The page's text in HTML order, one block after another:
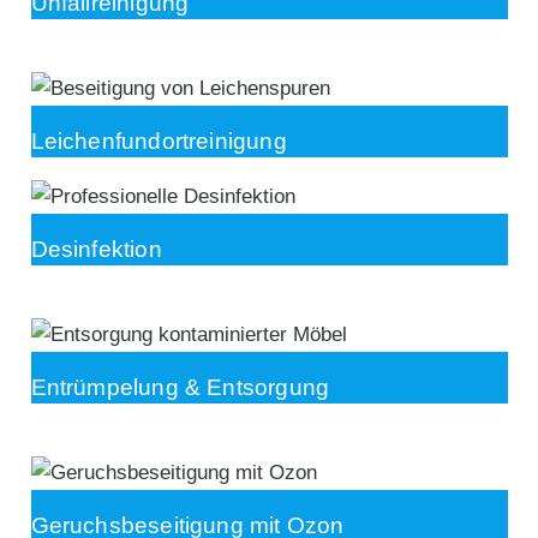
Leichenfundortreinigung
Desinfektion
Entrümpelung & Entsorgung
Geruchsbeseitigung mit Ozon